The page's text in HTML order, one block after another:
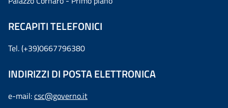
RECAPITI TELEFONICI
Tel. (+39)0667796380
INDIRIZZI DI POSTA ELETTRONICA
e-mail:csc@governo.it